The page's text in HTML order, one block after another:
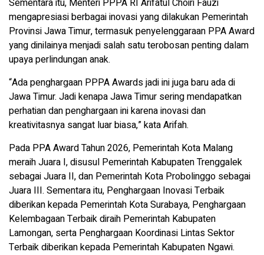
mengapresiasi berbagai inovasi yang dilakukan Pemerintah
Provinsi Jawa Timur, termasuk penyelenggaraan PPA Award
yang dinilainya menjadi salah satu terobosan penting dalam
upaya perlindungan anak.
“Ada penghargaan PPPA Awards jadi ini juga baru ada di
Jawa Timur. Jadi kenapa Jawa Timur sering mendapatkan
perhatian dan penghargaan ini karena inovasi dan
kreativitasnya sangat luar biasa,” kata Arifah.
Pada PPA Award Tahun 2026, Pemerintah Kota Malang
meraih Juara I, disusul Pemerintah Kabupaten Trenggalek
sebagai Juara II, dan Pemerintah Kota Probolinggo sebagai
Juara III. Sementara itu, Penghargaan Inovasi Terbaik
diberikan kepada Pemerintah Kota Surabaya, Penghargaan
Kelembagaan Terbaik diraih Pemerintah Kabupaten
Lamongan, serta Penghargaan Koordinasi Lintas Sektor
Terbaik diberikan kepada Pemerintah Kabupaten Ngawi.